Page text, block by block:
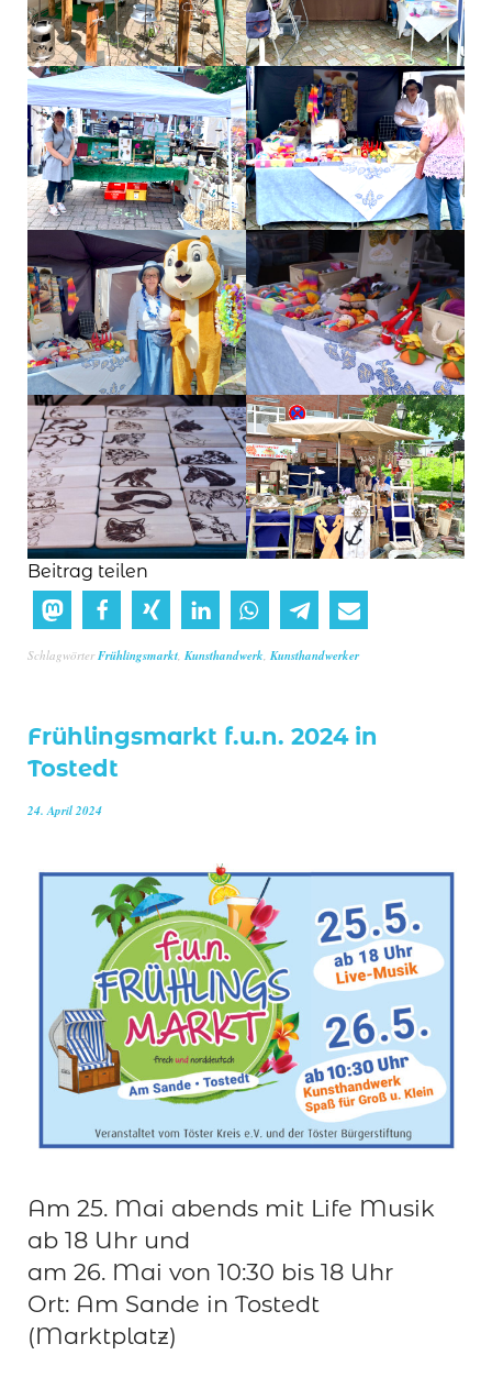
Beitrag teilen
SchlagwörterFrühlingsmarkt, Kunsthandwerk, Kunsthandwerker
Frühlingsmarkt f.u.n. 2024 in
Tostedt
24. April 2024
Am 25. Mai abends mit Life Musik
ab 18 Uhr und
am 26. Mai von 10:30 bis 18 Uhr
Ort: Am Sande in Tostedt
(Marktplatz)